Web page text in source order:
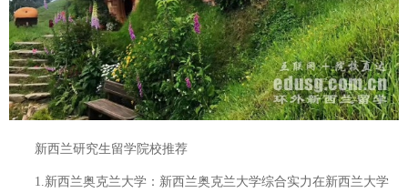
新西兰研究生留学院校推荐
1.新西兰奥克兰大学：新西兰奥克兰大学综合实力在新西兰大学